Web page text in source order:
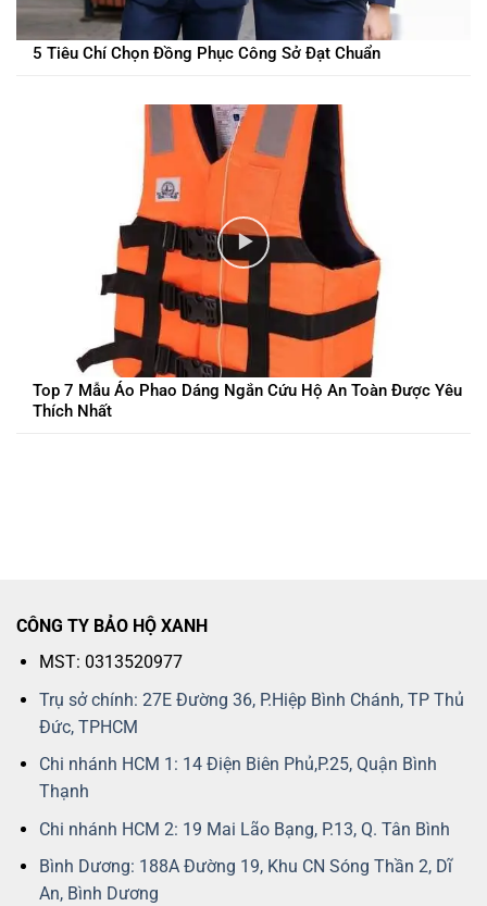
5 Tiêu Chí Chọn Đồng Phục Công Sở Đạt Chuẩn
Top 7 Mẫu Áo Phao Dáng Ngắn Cứu Hộ An Toàn Được Yêu
Thích Nhất
CÔNG TY BẢO HỘ XANH
MST: 0313520977
Trụ sở chính: 27E Đường 36, P.Hiệp Bình Chánh, TP Thủ
Đức, TPHCM
Chi nhánh HCM 1: 14 Điện Biên Phủ,P.25, Quận Bình
Thạnh
Chi nhánh HCM 2: 19 Mai Lão Bạng, P.13, Q. Tân Bình
Bình Dương: 188A Đường 19, Khu CN Sóng Thần 2, Dĩ
An, Bình Dương